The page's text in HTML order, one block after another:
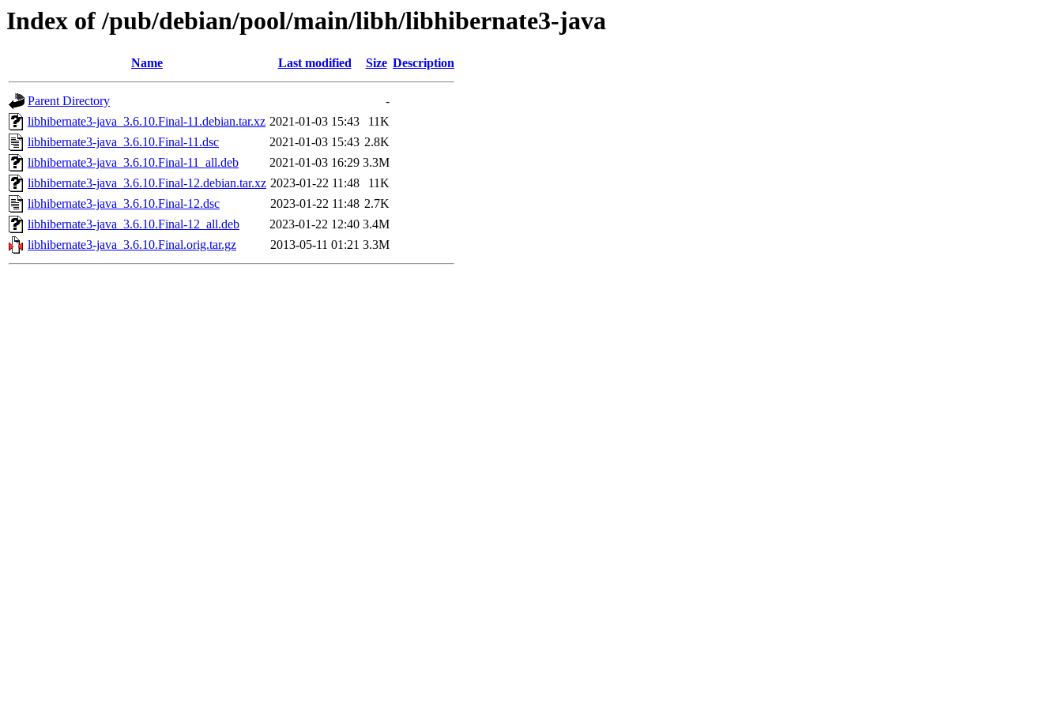
Index of /pub/debian/pool/main/libh/libhibernate3-java
Name Last modified Size Description
Parent Directory
-
libhibernate3-java_3.6.10.Final-11.debian.tar.xz 2021-01-03 15:43
11K
libhibernate3-java_3.6.10.Final-11.dsc
2021-01-03 15:43 2.8K
libhibernate3-java_3.6.10.Final-11_all.deb
2021-01-03 16:29 3.3M
libhibernate3-java_3.6.10.Final-12.debian.tar.xz 2023-01-22 11:48
11K
libhibernate3-java_3.6.10.Final-12.dsc
2023-01-22 11:48 2.7K
libhibernate3-java_3.6.10.Final-12_all.deb
2023-01-22 12:40 3.4M
libhibernate3-java_3.6.10.Final.orig.tar.gz
2013-05-11 01:21 3.3M